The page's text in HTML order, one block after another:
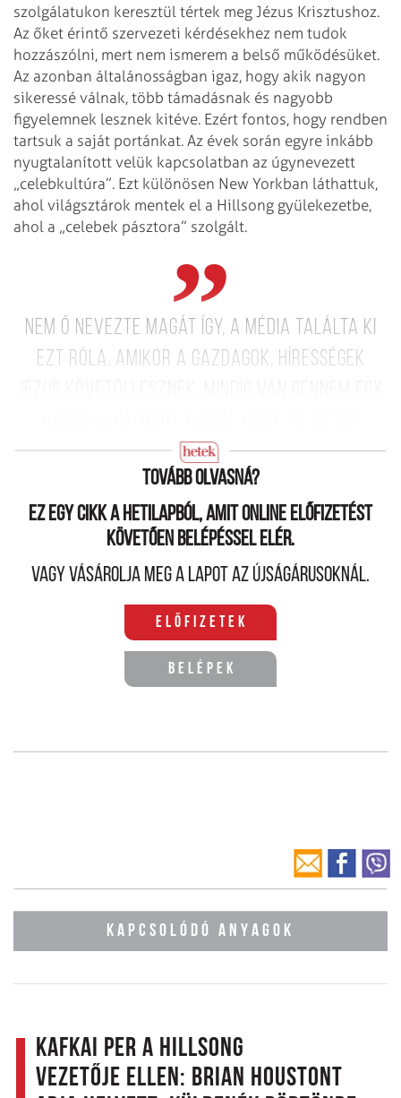
szolgálatukon keresztül tértek meg Jézus Krisztushoz.
Az őket érintő szervezeti kérdésekhez nem tudok
hozzászólni, mert nem ismerem a belső működésüket.
Az azonban általánosságban igaz, hogy akik nagyon
sikeressé válnak, több támadásnak és nagyobb
figyelemnek lesznek kitéve. Ezért fontos, hogy rendben
tartsuk a saját portánkat. Az évek során egyre inkább
nyugtalanított velük kapcsolatban az úgynevezett
„celebkultúra”. Ezt különösen New Yorkban láthattuk,
ahol világsztárok mentek el a Hillsong gyülekezetbe,
ahol a „celebek pásztora” szolgált.
Nem ő nevezte magát így, a média találta ki
ezt róla. Amikor a gazdagok, hírességek
megtámadja őket.
Tovább olvasná?
Ez egy cikk a hetilapból, amit online előfizetést
követően belépéssel elér.
Vagy vásárolja meg a lapot az újságárusoknál.
Előfizetek
Belépek
KAPCSOLÓDÓ ANYAGOK
Kafkai per a Hillsong
vezetője ellen: Brian Houstont